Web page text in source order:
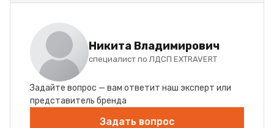
Никита Владимирович
специалист по ЛДСП EXTRAVERT
Задайте вопрос — вам ответит наш эксперт или
представитель бренда
Задать вопрос